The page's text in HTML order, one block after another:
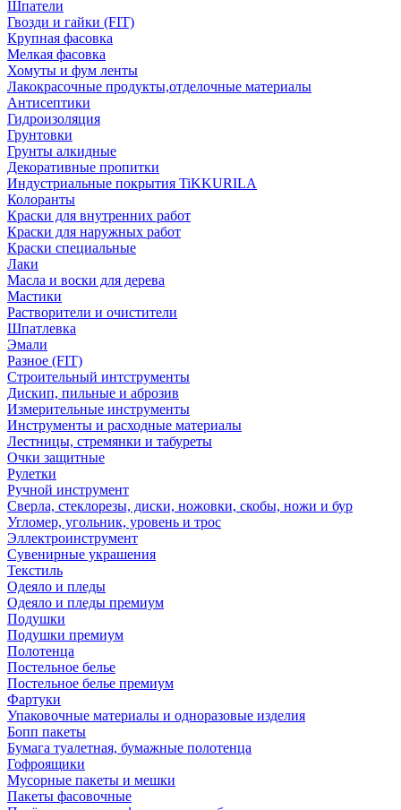
Шпатели
Гвозди и гайки (FIT)
Крупная фасовка
Мелкая фасовка
Хомуты и фум ленты
Лакокрасочные продукты,отделочные материалы
Антисептики
Гидроизоляция
Грунтовки
Грунты алкидные
Декоративные пропитки
Индустриальные покрытия TiKKURILA
Колоранты
Краски для внутренних работ
Краски для наружных работ
Краски специальные
Лаки
Масла и воски для дерева
Мастики
Растворители и очистители
Шпатлевка
Эмали
Разное (FIT)
Строительный интструменты
Дискип, пильные и аброзив
Измерительные инструменты
Инструменты и расходные материалы
Лестницы, стремянки и табуреты
Очки защитные
Рулетки
Ручной инструмент
Сверла, стеклорезы, диски, ножовки, скобы, ножи и бур
Угломер, угольник, уровень и трос
Эллектроинструмент
Сувенирные украшения
Текстиль
Одеяло и пледы
Одеяло и пледы премиум
Подушки
Подушки премиум
Полотенца
Постельное белье
Постельное белье премиум
Фартуки
Упаковочные материалы и одноразовые изделия
Бопп пакеты
Бумага туалетная, бумажные полотенца
Гофроящики
Мусорные пакеты и мешки
Пакеты фасовочные